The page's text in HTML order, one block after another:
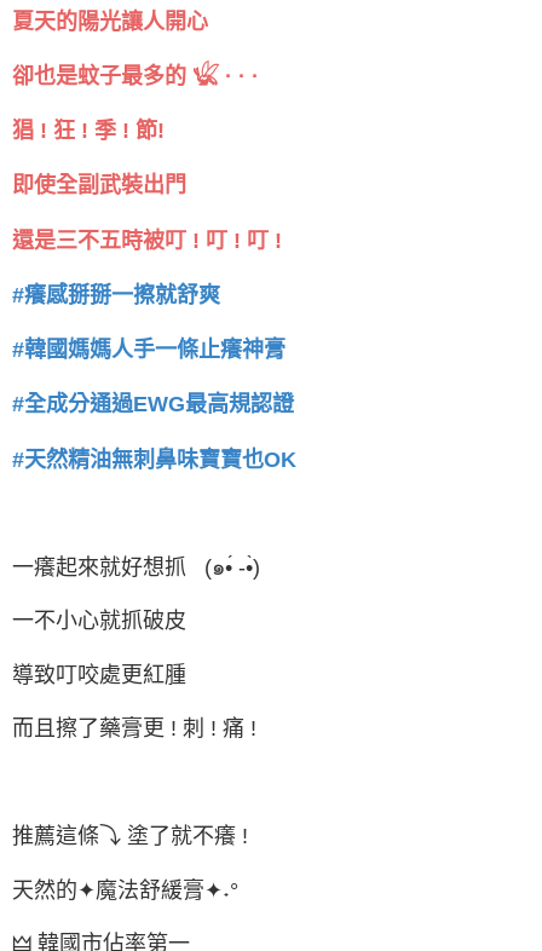
夏天的陽光讓人開心
卻也是蚊子最多的 𓆤 · · ·
猖 ! 狂 ! 季 ! 節!
即使全副武裝出門
還是三不五時被叮 ! 叮 ! 叮 !
#癢感掰掰一擦就舒爽
#韓國媽媽人手一條止癢神膏
#全成分通過EWG最高規認證
#天然精油無刺鼻味寶寶也OK
一癢起來就好想抓 (๑•́ -•̀)
一不小心就抓破皮
導致叮咬處更紅腫
而且擦了藥膏更 ! 刺 ! 痛 !
推薦這條⤵ 塗了就不癢 !
天然的✦魔法舒緩膏✦˖°
🜲 韓國市佔率第一